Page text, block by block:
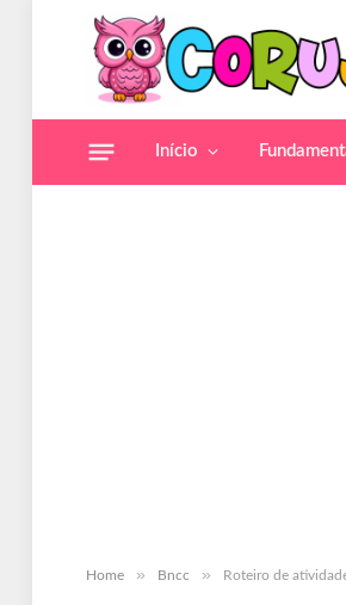
Início
Home » Bncc » Roteiro de